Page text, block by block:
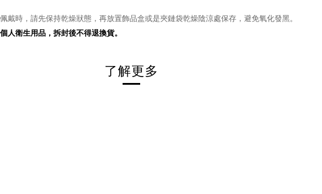
戴時，請先保持乾燥狀態，再放置飾品盒或是夾鏈袋乾燥陰涼處保存，避免氧化發黑。
人衛生用品，拆封後不得退換貨。
了解更多